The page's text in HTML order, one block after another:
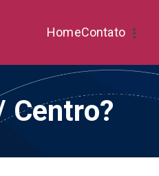
HomeContato
Centro?